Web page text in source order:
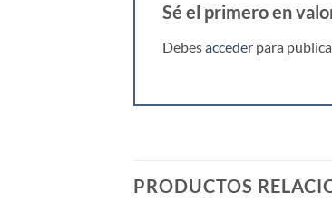
Sé el primero en
Debesacceder para
PRODUCTOS